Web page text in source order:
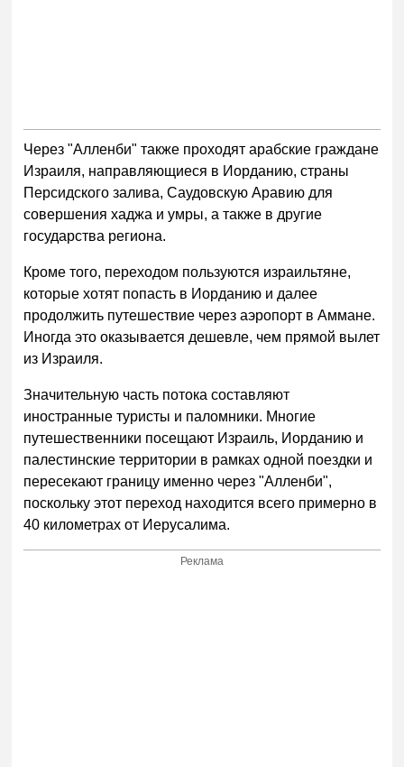
Через "Алленби" также проходят арабские граждане
Израиля, направляющиеся в Иорданию, страны
Персидского залива, Саудовскую Аравию для
совершения хаджа и умры, а также в другие
государства региона.
Кроме того, переходом пользуются израильтяне,
которые хотят попасть в Иорданию и далее
продолжить путешествие через аэропорт в Аммане.
Иногда это оказывается дешевле, чем прямой вылет
из Израиля.
Значительную часть потока составляют
иностранные туристы и паломники. Многие
путешественники посещают Израиль, Иорданию и
палестинские территории в рамках одной поездки и
пересекают границу именно через "Алленби",
поскольку этот переход находится всего примерно в
40 километрах от Иерусалима.
Реклама